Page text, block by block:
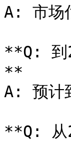
A: 市场
**Q: 到
**
A: 预计
**Q: 从